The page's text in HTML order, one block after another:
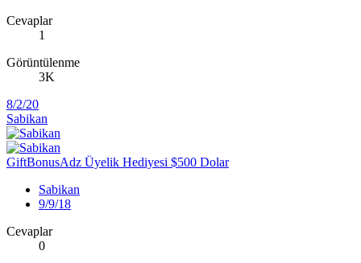
Cevaplar
1
Görüntülenme
3K
8/2/20
Sabikan
GiftBonusAdz Üyelik Hediyesi $500 Dolar
Sabikan
9/9/18
Cevaplar
0